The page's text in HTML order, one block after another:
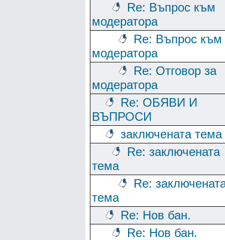
Re: Въпрос към
модератора
Re: Въпрос към
модератора
Re: Отговор за
модератора
Re: ОБЯВИ И
ВЪПРОСИ
заключената тема
Re: заключената
тема
Re:
тема
Re: Нов бан.
Re: Нов бан.